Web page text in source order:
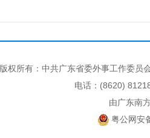
版权所有：中共广东省委外事工作委
电话：(8620)
由广东南
粤公网安